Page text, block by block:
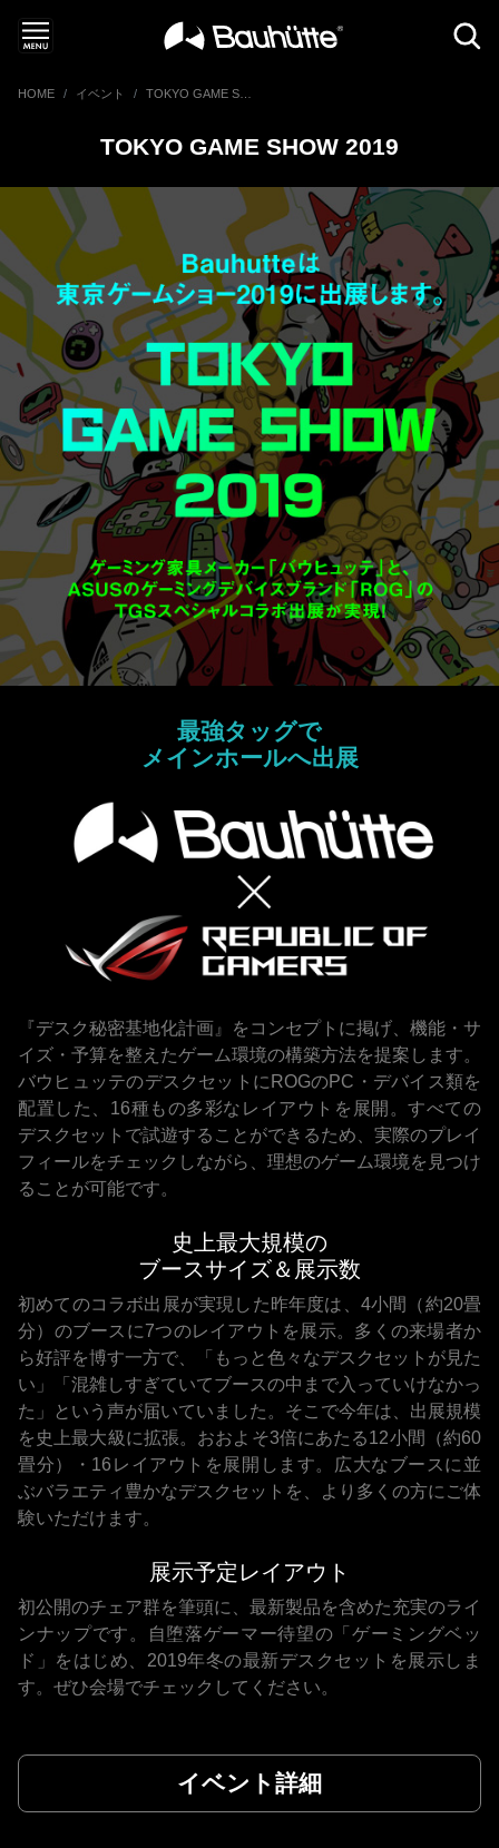
HOME イベント
TOKYO GAME SHOW 2019
最強タッグで
メインホールへ出展
『デスク秘密基地化計画』をコンセプトに掲げ、機能・サ
イズ・予算を整えたゲーム環境の構築方法を提案します。
バウヒュッテのデスクセットにROGのPC・デバイス類を
配置した、16種もの多彩なレイアウトを展開。すべての
デスクセットで試遊することができるため、実際のプレイ
フィールをチェックしながら、理想のゲーム環境を見つけ
ることが可能です。
史上最大規模の
ブースサイズ＆展示数
初めてのコラボ出展が実現した昨年度は、4小間（約20畳
分）のブースに7つのレイアウトを展示。多くの来場者か
ら好評を博す一方で、「もっと色々なデスクセットが見た
い」「混雑しすぎていてブースの中まで入っていけなかっ
た」という声が届いていました。そこで今年は、出展規模
を史上最大級に拡張。おおよそ3倍にあたる12小間（約60
畳分）・16レイアウトを展開します。広大なブースに並
ぶバラエティ豊かなデスクセットを、より多くの方にご体
験いただけます。
展示予定レイアウト
初公開のチェア群を筆頭に、最新製品を含めた充実のライ
ンナップです。自堕落ゲーマー待望の「ゲーミングベッ
ド」をはじめ、2019年冬の最新デスクセットを展示しま
す。ぜひ会場でチェックしてください。
イベント詳細